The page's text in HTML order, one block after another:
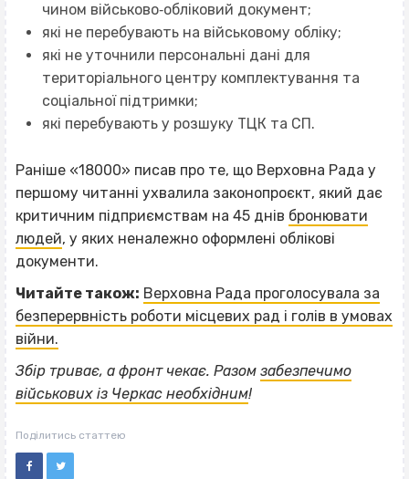
чином військово‐обліковий документ;
які не перебувають на військовому обліку;
які не уточнили персональні дані для
територіального центру комплектування та
соціальної підтримки;
які перебувають у розшуку ТЦК та СП.
Раніше «18000» писав про те, що Верховна Рада у
першому читанні ухвалила законопроєкт, який дає
критичним підприємствам на 45 днів бронювати
людей, у яких неналежно оформлені облікові
документи.
Читайте також: Верховна Рада проголосувала за
безперервність роботи місцевих рад і голів в умовах
війни.
Збір триває, а фронт чекає. Разом забезпечимо
військових із Черкас необхідним!
Поділитись статтею